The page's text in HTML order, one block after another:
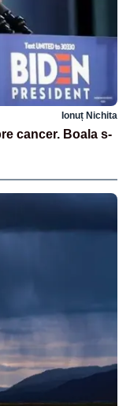
Ionuț Nichita
cancer. Boala s-